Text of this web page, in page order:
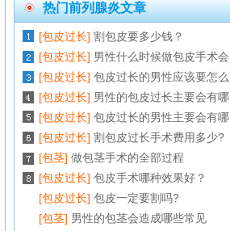
热门前列腺炎文章
[包皮过长] 割包皮要多少钱？
[包皮过长] 男性什么时候做包皮手术会
[包皮过长] 包皮过长的男性应该要怎么
[包皮过长] 男性的包皮过长主要会有哪
[包皮过长] 包皮过长的男性主要会有哪
[包皮过长] 割包皮过长手术费用多少?
[包茎] 做包茎手术的全部过程
[包皮过长] 包皮手术哪种效果好？
[包皮过长] 包皮一定要割吗?
[包茎] 男性的包茎会造成哪些常见